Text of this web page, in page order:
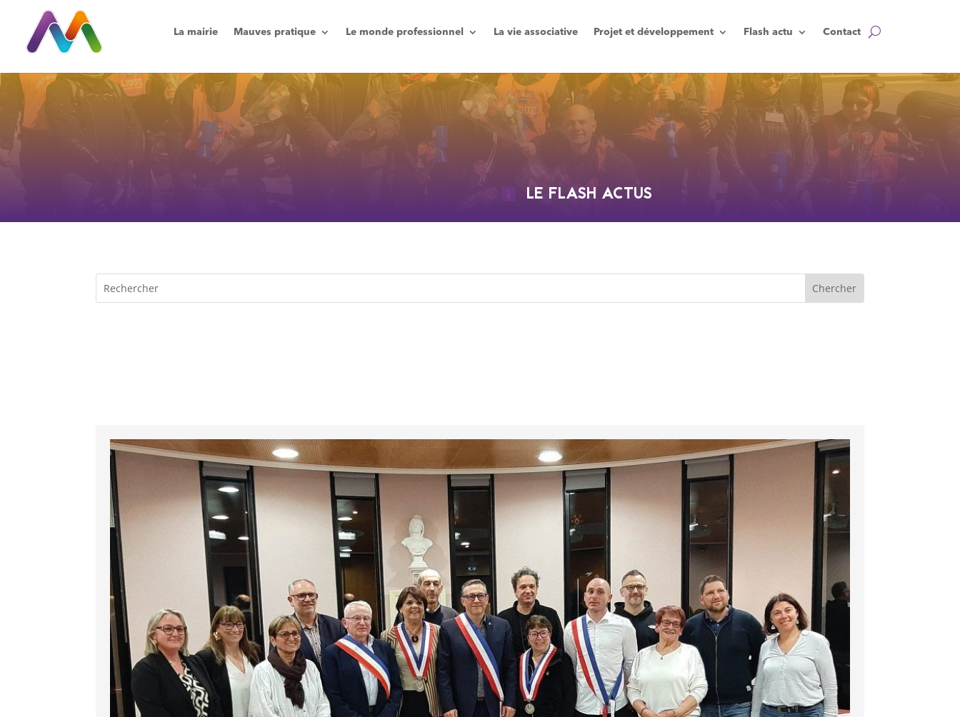
La mairie Mauves pratique Le monde professionnel La vie associative Projet et développement Flash actu Contact
LE FLASH ACTUS